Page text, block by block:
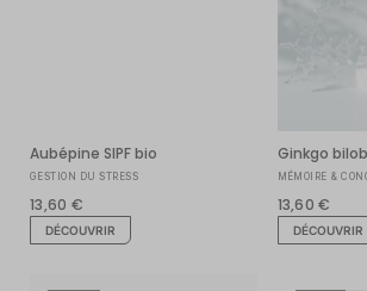
Aubépine SIPF bio
GESTION DU STRESS
13,60 €
DÉCOUVRIR
Ginkgo
MÉMOIRE &
13,60 €
DÉCOUVRIR